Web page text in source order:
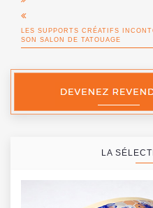
LES SUPPORTS CRÉATIFS
SON SALON DE TATOUAGE
LA